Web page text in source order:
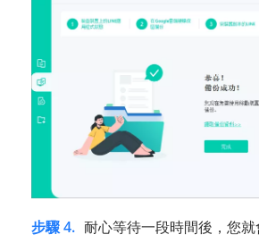
步驟 4. 耐心等待一段時間後，您